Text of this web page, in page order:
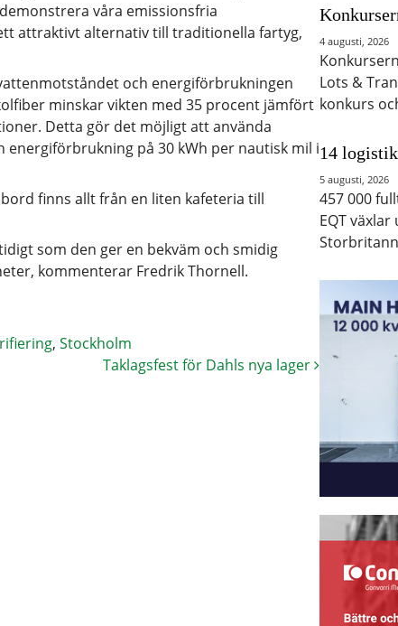
våra emissionsfria
attraktivt alternativ till traditionella fartyg,
och energiförbrukningen
minskar vikten med 35 procent jämfört
Detta gör det möjligt att använda
på 30 kWh per nautisk mil i
finns allt från en liten kafeteria till
som den ger en bekväm och smidig
kommenterar Fredrik Thornell.
, Stockholm
Taklagsfest för Dahls nya lager
4 augusti, 2026
Lots &
konkurs
14
5 augusti, 2026
457 000
EQT